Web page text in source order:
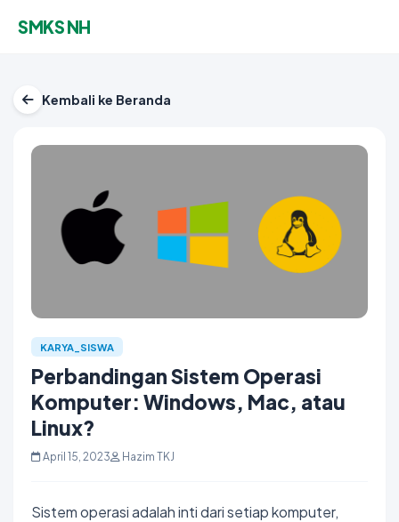
SMKS NH
Kembali ke Beranda
KARYA_SISWA
Perbandingan Sistem Operasi
Komputer: Windows, Mac, atau
Linux?
April 15, 2023 Hazim TKJ
Sistem operasi adalah inti dari setiap komputer,